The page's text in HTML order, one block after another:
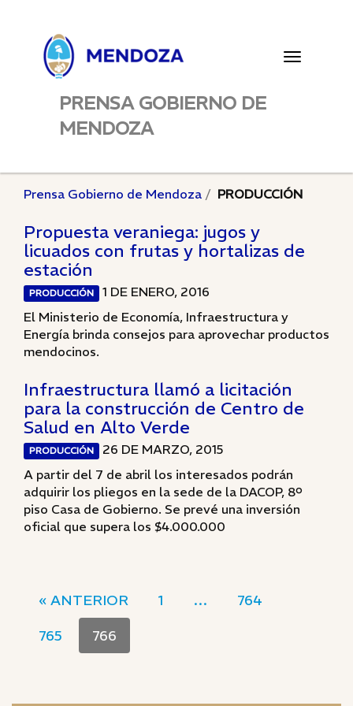
Toggle
PRENSA GOBIERNO DE
MENDOZA
Prensa Gobierno de Mendoza PRODUCCIÓN
Propuesta veraniega: jugos y
licuados con frutas y hortalizas de
estación
PRODUCCIÓN
1 DE ENERO, 2016
El Ministerio de Economía, Infraestructura y
Energía brinda consejos para aprovechar productos
mendocinos.
Infraestructura llamó a licitación
para la construcción de Centro de
Salud en Alto Verde
PRODUCCIÓN
26 DE MARZO, 2015
A partir del 7 de abril los interesados podrán
adquirir los pliegos en la sede de la DACOP, 8º
piso Casa de Gobierno. Se prevé una inversión
oficial que supera los $4.000.000
« ANTERIOR 1 …
764
765
766